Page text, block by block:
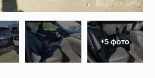
+5 фото